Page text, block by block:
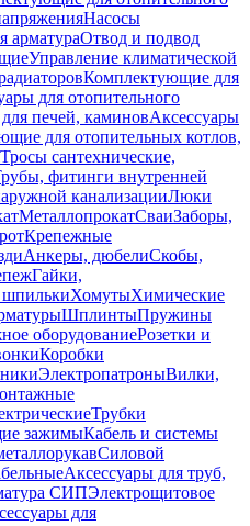
Насосы
арматураОтвод и подвод
Управление климатической
Комплектующие для
для отопительного
печей, каминовАксессуары
для отопительных котлов,
Тросы сантехнические,
фитинги внутренней
канализацииЛюки
МеталлопрокатСваиЗаборы,
Крепежные
Анкеры, дюбелиСкобы,
Гайки,
ХомутыХимические
ШплинтыПружины
оборудованиеРозетки и
Коробки
ЭлектропатроныВилки,
Трубки
зажимыКабель и системы
Силовой
Аксессуары для труб,
СИПЭлектрощитовое
для